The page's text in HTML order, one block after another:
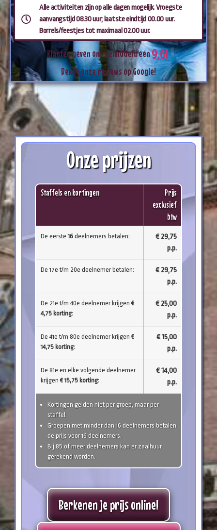
Alle activiteiten zijn op alle dagen mogelijk. Vroegste
aanvangstijd 08.30 uur; laatste eindtijd 00.00 uur.
Borrels/feestjes tot maximaal 02.00 uur.
Klantengeven onsgemiddeldeen9,6!
Bekijkonzereviews opGoogle!
Onze prijzen
Staffels en kortingen
Prijs
exclusief
btw
De eerste16deelnemers betalen:
€ 29,75
p.p.
De 17e t/m 20e deelnemer betalen:
€ 29,75
p.p.
De 21e t/m 40e deelnemer krijgen€
4,75 korting:
€ 25,00
p.p.
De 41e t/m 80e deelnemer krijgen€
14,75 korting:
€ 15,00
p.p.
De 81e en elke volgende deelnemer
krijgen€ 15,75 korting:
€ 14,00
p.p.
Kortingen gelden niet per groep, maar per
staffel.
Groepen met minder dan 16 deelnemers betalen
de prijs voor 16 deelnemers.
Bij 85 of meer deelnemers kan er zaalhuur
gerekend worden.
Berkenen je prijs online!